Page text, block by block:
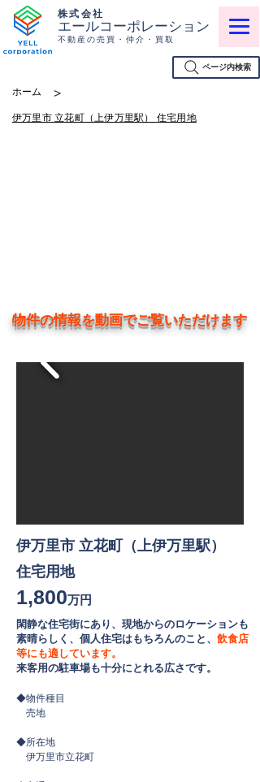
株式会社
エールコーポレーション
不動産の売買・仲介・買取
ページ内検索
ホーム >
伊万里市 立花町（上伊万里駅） 住宅用地
物件の情報を動画でご覧いただけます
伊万里市 立花町（上伊万里駅）
住宅用地
1,800万円
閑静な住宅街にあり、現地からのロケーションも
素晴らしく、個人住宅はもちろんのこと、 飲食店
等にも適しています。
来客用の駐車場も十分にとれる広さです。
◆物件種目
売地
◆所在地
伊万里市立花町